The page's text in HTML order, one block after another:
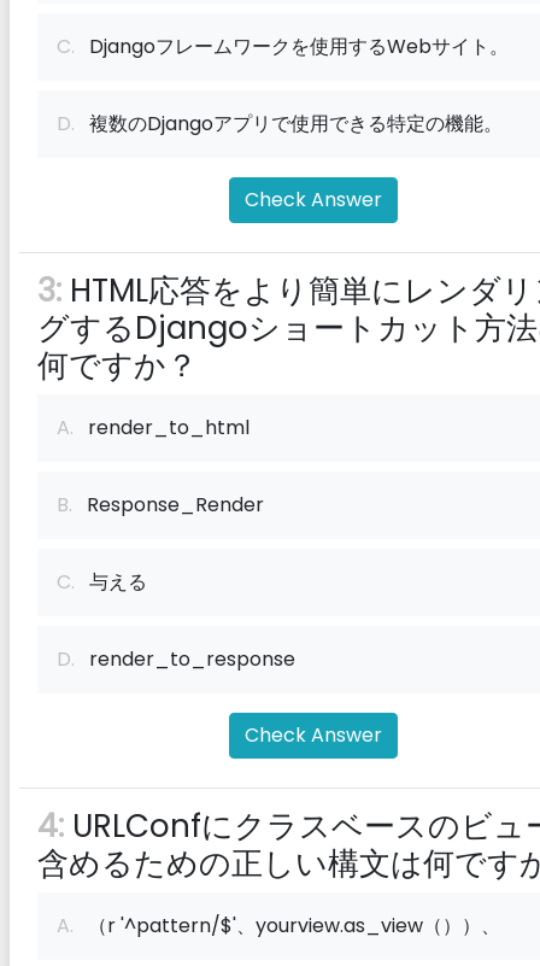
C. Djangoフレームワークを使用するWebサイト。
D. 複数のDjangoアプリで使用できる特定の機能。
Check Answer
3: HTML応答をより簡単にレンダ
グするDjangoショートカット方
何ですか？
A. render_to_html
B. Response_Render
C. 与える
D. render_to_response
Check Answer
4: URLConfにクラスベースのビュ
含めるための正しい構文は何です
A. （r '^pattern/$'、yourview.as_view（））、